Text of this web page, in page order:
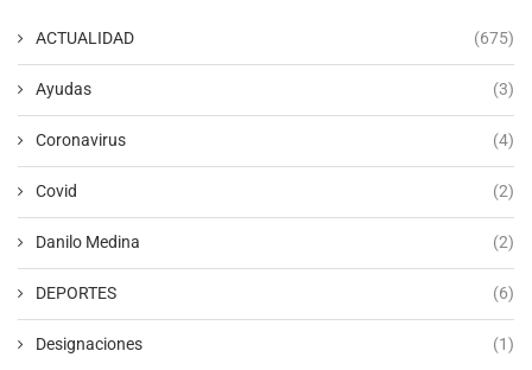
ACTUALIDAD (675)
Ayudas (3)
Coronavirus (4)
Covid (2)
Danilo Medina (2)
DEPORTES (6)
Designaciones (1)